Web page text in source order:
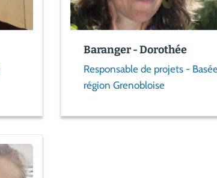
Baranger - Dorothée
Responsable de projets -
région Grenobloise